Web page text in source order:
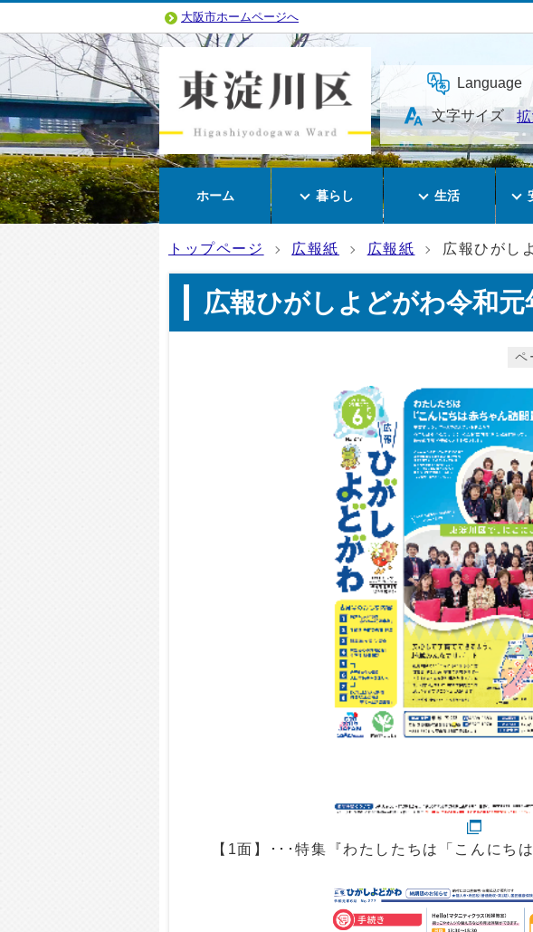
大阪市ホームページへ
Language
文字サイズ
ホーム 暮らし 生活
トップページ 広報紙 広報紙 広報ひがし
広報ひがしよどがわ令和元
ペ
【1面】･･･特集『わたしたちは「こんにち